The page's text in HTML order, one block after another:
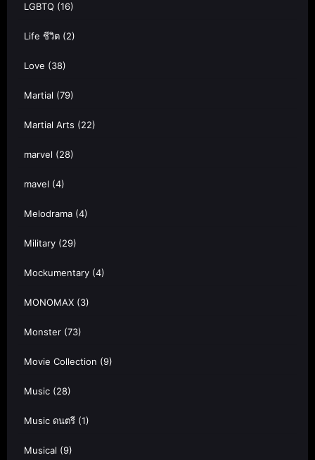
LGBTQ (16)
Life ชีวิต (2)
Love (38)
Martial (79)
Martial Arts (22)
marvel (28)
mavel (4)
Melodrama (4)
Military (29)
Mockumentary (4)
MONOMAX (3)
Monster (73)
Movie Collection (9)
Music (28)
Music ดนตรี (1)
Musical (9)